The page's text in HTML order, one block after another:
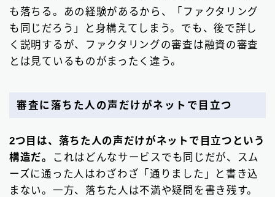
も落ちる。あの経験があるから、「ファクタリング
も同じだろう」と身構えてしまう。でも、後で詳し
く説明するが、ファクタリングの審査は融資の審査
とは見ているものがまったく違う。
審査に落ちた人の声だけがネットで目立つ
2つ目は、落ちた人の声だけがネットで目立つという
構造だ。
これはどんなサービスでも同じだが、スム
ーズに通った人はわざわざ「通りました」と書き込
まない。一方、落ちた人は不満や疑問を書き残す。